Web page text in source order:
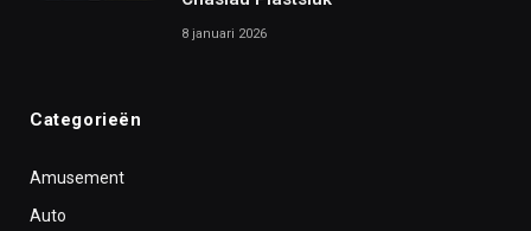
8 januari 2026
Categorieën
Amusement
Auto